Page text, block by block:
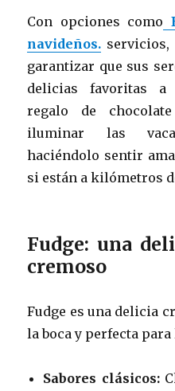
Con opciones como
navideños. servicios,
garantizar que sus
delicias favoritas a
regalo de
iluminar las
haciéndolo sentir
si están a kilómetros
Fudge: una
cremoso
Fudge es una delicia
la boca y perfecta
Sabores clásicos: